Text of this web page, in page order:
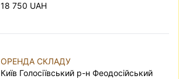
18 750 UAH
ОРЕНДА СКЛАДУ
Київ Голосіївський р-н Феодосійський